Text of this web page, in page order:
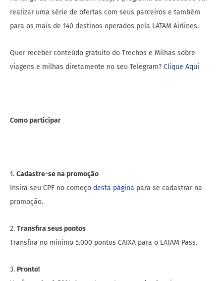
realizar uma série de ofertas com seus parceiros e também
para os mais de 140 destinos operados pela LATAM Airlines.
Quer receber conteúdo gratuito do Trechos e Milhas sobre
viagens e milhas diretamente no seu Telegram? Clique Aqui
Como participar
1. Cadastre-se na promoção
Insira seu CPF no começo desta página para se cadastrar na
promoção.
2. Transfira seus pontos
Transfira no mínimo 5.000 pontos CAIXA para o LATAM Pass.
3. Pronto!